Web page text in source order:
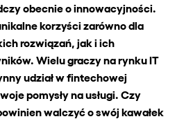
obecnie o innowacyjności.
korzyści zarówno dla
rozwiązań, jak i ich
Wielu graczy na rynku IT
udział wfintechowej
pomysły na usługi. Czy
walczyć o swój kawałek